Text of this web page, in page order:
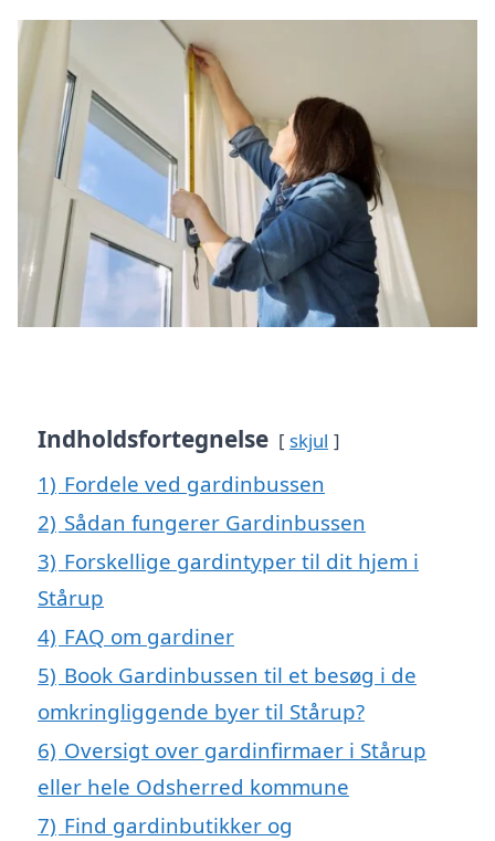
Indholdsfortegnelse skjul
1) Fordele ved gardinbussen
2) Sådan fungerer Gardinbussen
3) Forskellige gardintyper til dit hjem i
Stårup
4) FAQ om gardiner
5) Book Gardinbussen til et besøg i de
omkringliggende byer til Stårup?
6) Oversigt over gardinfirmaer i Stårup
eller hele Odsherred kommune
7) Find gardinbutikker og